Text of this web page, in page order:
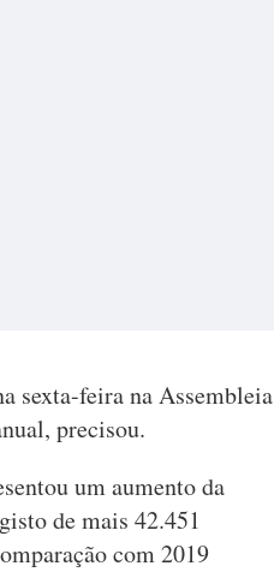
sexta-feira na Assembleia
precisou.
um aumento da
de mais 42.451
com 2019